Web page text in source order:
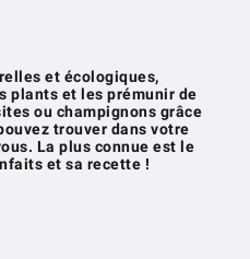
et écologiques,
plants et les prémunir de
ou champignons grâce
trouver dans votre
La plus connue est le
et sa recette !